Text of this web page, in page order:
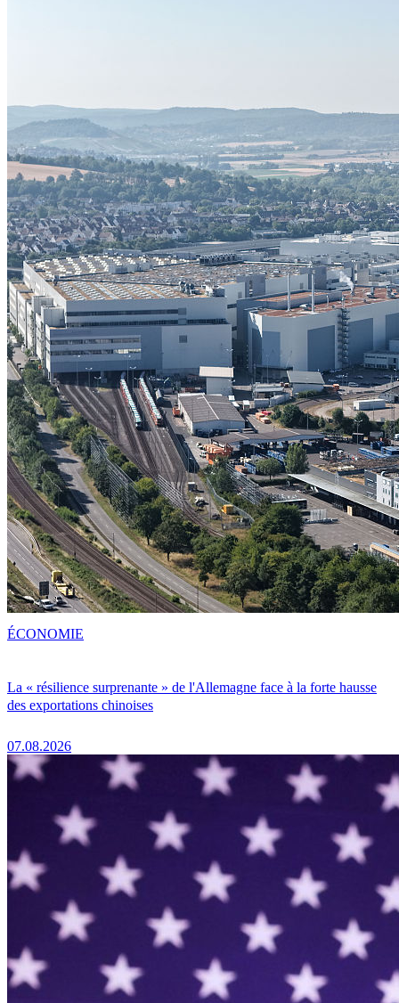
La « résilience surprenante » de l'Allemagne face à la forte hausse
des exportations chinoises
07.08.2026
ÉCONOMIE